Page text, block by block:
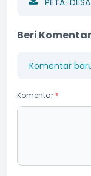
PETA-
Beri Komentar
Komentar
Komentar *